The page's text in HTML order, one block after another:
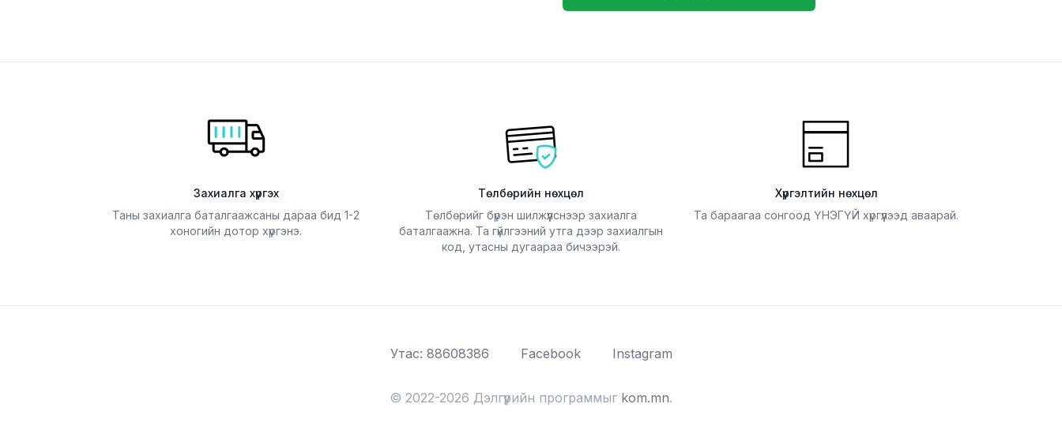
Захиалга хүргэх
Таны захиалга баталгаажсаны дараа бид 1-2
хоногийн дотор хүргэнэ.
Төлбөрийн нөхцөл
Төлбөрийг бүрэн шилжүүлснээр захиалга
баталгаажна. Та гүйлгээний утга дээр захиалгын
код, утасны дугаараа бичээрэй.
Хүргэлтийн нөхцөл
Та бараагаа сонгоод ҮНЭГҮЙ хүргүүлээд аваарай.
Утас: 88608386 Facebook Instagram
© 2022-2026 Дэлгүүрийн программыг kom.mn.